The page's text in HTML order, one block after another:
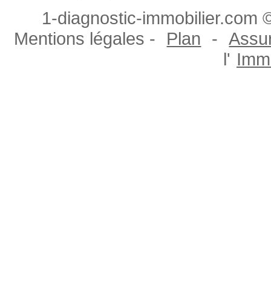
1-diagnostic-immobilier.com
Mentions légales -
Plan -
l'